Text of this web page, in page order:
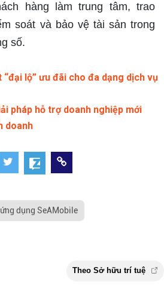
hàng làm trung tâm, trao
soát và bảo vệ tài sản trong
số.​
lộ” ưu đãi cho đa dạng dịch vụ
pháp hỗ trợ doanh nghiệp mới
doanh
ứng dụng SeAMobile